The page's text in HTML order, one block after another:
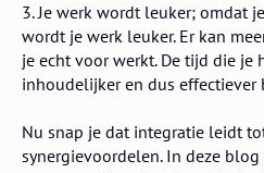
3. Je werk wordt leuker; omdat
wordt je werk leuker. Er kan
je echt voor werkt. De tijd die je
inhoudelijker en dus effectiever
Nu snap je dat integratie leidt
synergievoordelen. In deze